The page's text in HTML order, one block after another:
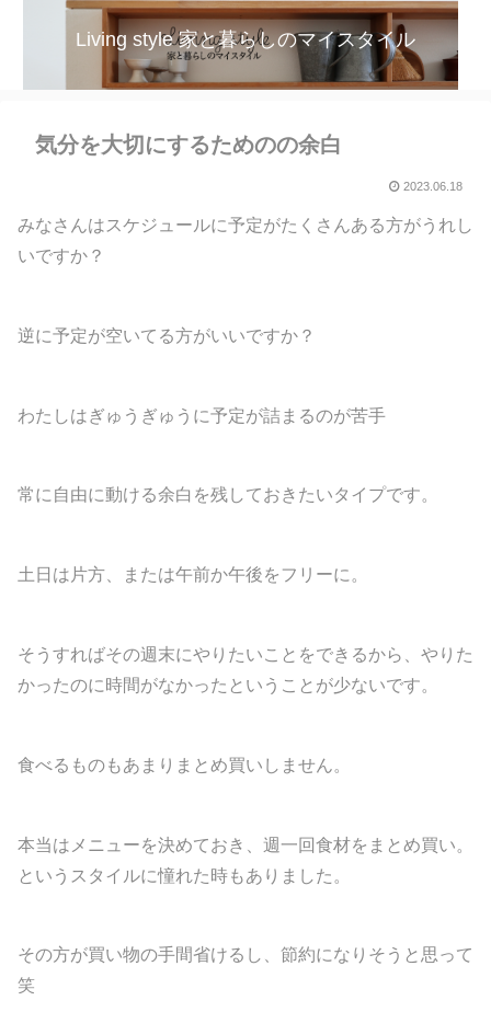
Living style 家と暮らしのマイスタイル
気分を大切にするためのの余白
2023.06.18
みなさんはスケジュールに予定がたくさんある方がうれし
いですか？
逆に予定が空いてる方がいいですか？
わたしはぎゅうぎゅうに予定が詰まるのが苦手
常に自由に動ける余白を残しておきたいタイプです。
土日は片方、または午前か午後をフリーに。
そうすればその週末にやりたいことをできるから、やりた
かったのに時間がなかったということが少ないです。
食べるものもあまりまとめ買いしません。
本当はメニューを決めておき、週一回食材をまとめ買い。
というスタイルに憧れた時もありました。
その方が買い物の手間省けるし、節約になりそうと思って
笑